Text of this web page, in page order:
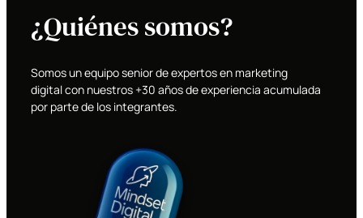
¿Quiénes somos?
Somos un equipo senior de expertos en marketing
digital con nuestros +30 años de experiencia acumulada
por parte de los integrantes.